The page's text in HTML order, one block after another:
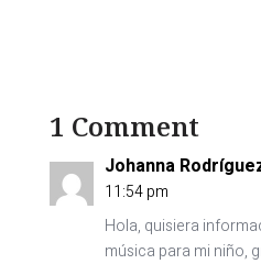
1 Comment
Johanna
11:54 pm
Hola, quisiera
música para mi niño,